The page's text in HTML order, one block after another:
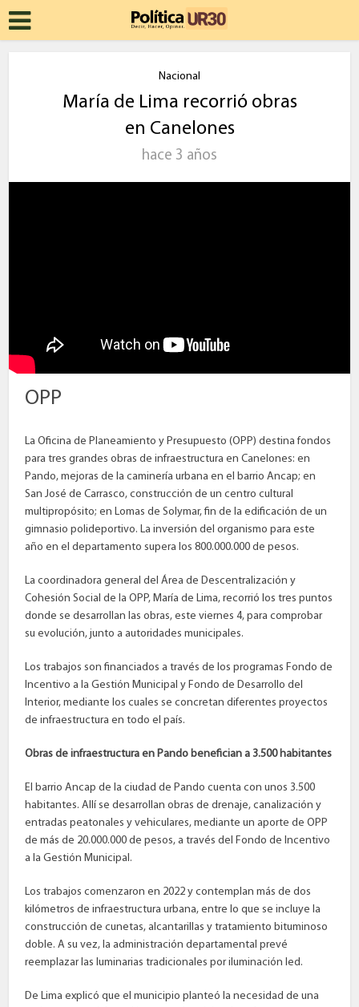
Nacional
María de Lima recorrió obras
en Canelones
hace 3 años
OPP
La Oficina de Planeamiento y Presupuesto (OPP) destina fondos
para tres grandes obras de infraestructura en Canelones: en
Pando, mejoras de la caminería urbana en el barrio Ancap; en
San José de Carrasco, construcción de un centro cultural
multipropósito; en Lomas de Solymar, fin de la edificación de un
gimnasio polideportivo. La inversión del organismo para este
año en el departamento supera los 800.000.000 de pesos.
La coordinadora general del Área de Descentralización y
Cohesión Social de la OPP, María de Lima, recorrió los tres puntos
donde se desarrollan las obras, este viernes 4, para comprobar
su evolución, junto a autoridades municipales.
Los trabajos son financiados a través de los programas Fondo de
Incentivo a la Gestión Municipal y Fondo de Desarrollo del
Interior, mediante los cuales se concretan diferentes proyectos
de infraestructura en todo el país.
Obras de infraestructura en Pando benefician a 3.500 habitantes
El barrio Ancap de la ciudad de Pando cuenta con unos 3.500
habitantes. Allí se desarrollan obras de drenaje, canalización y
entradas peatonales y vehiculares, mediante un aporte de OPP
de más de 20.000.000 de pesos, a través del Fondo de Incentivo
a la Gestión Municipal.
Los trabajos comenzaron en 2022 y contemplan más de dos
kilómetros de infraestructura urbana, entre lo que se incluye la
construcción de cunetas, alcantarillas y tratamiento bituminoso
doble. A su vez, la administración departamental prevé
reemplazar las luminarias tradicionales por iluminación led.
De Lima explicó que el municipio planteó la necesidad de una